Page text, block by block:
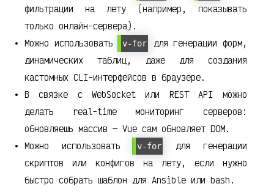
фильтрации на лету (например, показывать
только онлайн-сервера).
Можно использовать
v-for
для генерации форм,
динамических таблиц, даже для создания
кастомных CLI-интерфейсов в браузере.
В связке с WebSocket или REST API можно
делать real-time мониторинг серверов:
обновляешь массив — Vue сам обновляет DOM.
Можно использовать
v-for
для генерации
скриптов или конфигов на лету, если нужно
быстро собрать шаблон для Ansible или bash.